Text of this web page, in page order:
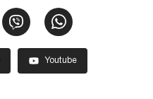
Youtube